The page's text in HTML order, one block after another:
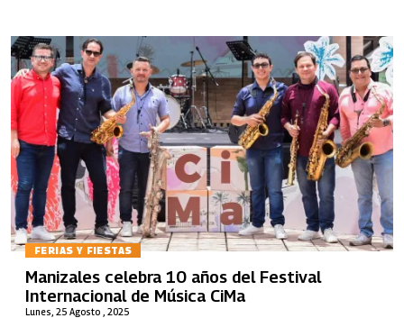
FERIAS Y FIESTAS
Lunes, 25 Agosto , 2025
Manizales celebra 10 años del Festival
Internacional de Música CiMa